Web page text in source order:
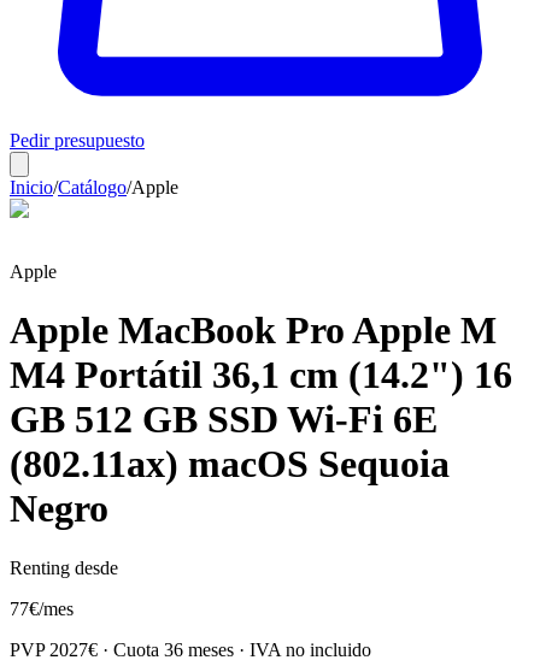
Pedir presupuesto
Inicio/Catálogo/Apple
Apple
Apple MacBook Pro Apple M
M4 Portátil 36,1 cm (14.2") 16
GB 512 GB SSD Wi-Fi 6E
(802.11ax) macOS Sequoia
Negro
Renting desde
77€/mes
PVP 2027€ · Cuota 36 meses · IVA no incluido